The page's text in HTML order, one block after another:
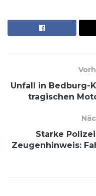
Unfall in Bedburg-
tragischen
Starke
Zeugenhinweis: